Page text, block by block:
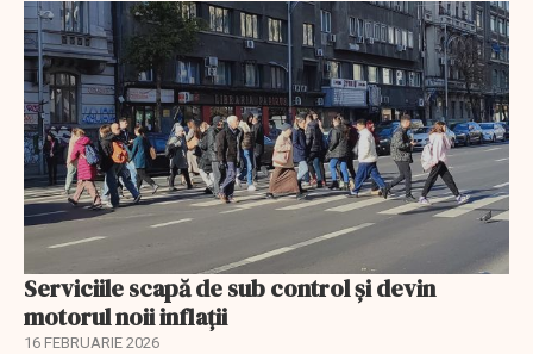
Serviciile scapă de sub control și devin
motorul noii inflații
16 FEBRUARIE 2026